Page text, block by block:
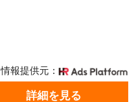
情報提供元：
詳細を見る